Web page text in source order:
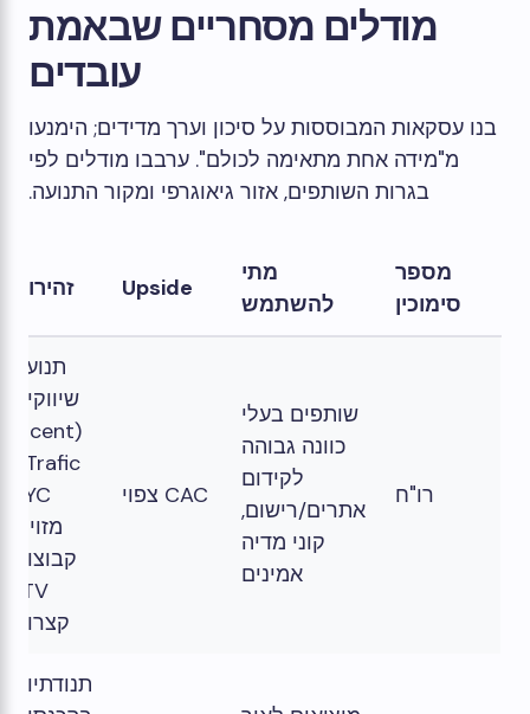
מודלים מסחריים שבאמת
עובדים
בנו עסקאות המבוססות על סיכון וערך מדידים; הימנעו
מ"מידה אחת מתאימה לכולם". ערבבו מודלים לפי
בגרות השותפים, אזור גיאוגרפי ומקור התנועה.
מספר
סימוכין
מתי
להשתמש
Upside זהירות
רו"ח
שותפים בעלי
כוונה גבוהה
לקידום
אתרים/רישום,
קוני מדיה
אמינים
CAC צפוי
תנועה
שיווקית
(Incent
KYC
מזויף,
קבוצות
LTV
קצרות
תנודתיות